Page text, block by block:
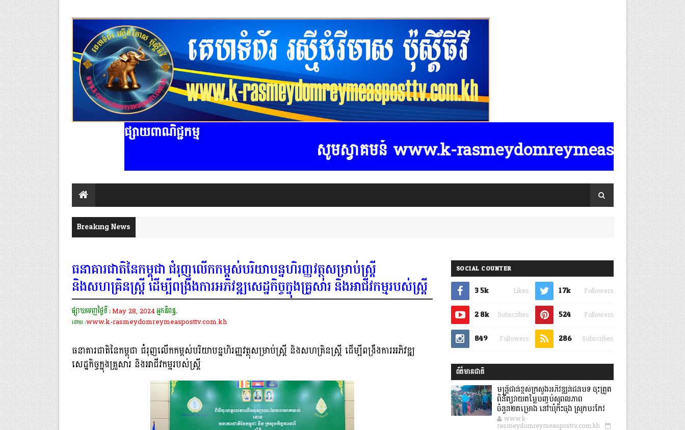
ផ្សាយពាណិជ្ជកម្ម
សូមស្វាគមន៍ www.k-rasmeydomreymeasposttv.com.kh
Breaking News
ធនាគារជាតិនៃកម្ពុជា ជំរុញលើកកម្ពស់បរិយាបន្នហិរញ្ញវត្ថុសម្រាប់ស្រ្ដី
និងសហគ្រិនស្ត្រី ដើម្បីពង្រឹងការអភិវឌ្ឍសេដ្ឋកិច្ចក្នុងគ្រួសារ និងអាជីវកម្មរបស់ស្រ្ដី
ផ្សាយចេញថ្ងៃទី :May 28, 2024អ្នកនិពន្ធ.
ដោយ :www.k-rasmeydomreymeasposttv.com.kh
ធនាគារជាតិនៃកម្ពុជា ជំរុញលើកកម្ពស់បរិយាបន្នហិរញ្ញវត្ថុសម្រាប់ស្រ្ដី និងសហគ្រិនស្ត្រី ដើម្បីពង្រឹងការអភិវឌ្ឍ
សេដ្ឋកិច្ចក្នុងគ្រួសារ និងអាជីវកម្មរបស់ស្រ្ដី
SOCIAL COUNTER
3.5k Likes 1.7k Followers
2.8k Subscribes 524 Followers
849 Followers 286 Subscribes
ព័ត៌មានជាតិ
មន្ត្រីជាន់ខ្ពស់ក្រសួងអភិវឌ្ឍន៍ជនបទ ចុះត្រួត
ពិនិត្យវាយតម្លៃបញ្ចប់សុពលភាព
ចំនួន២គម្រោង នៅឃុំកិះចុង ស្រុកបរកែវ
www.k-
rasmeydomreymeasposttv.com.kh